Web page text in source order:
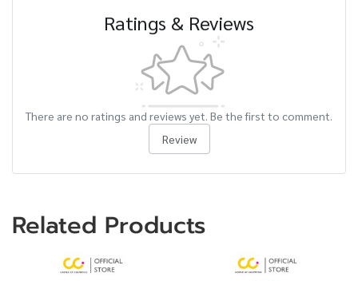
Ratings & Reviews
There are no ratings and reviews yet. Be the first to comment.
Review
Related Products